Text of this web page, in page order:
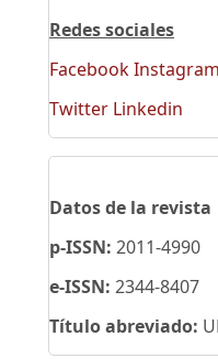
Redes sociales
FacebookInstagram
Twitter Linkedin
Datos de la revista
p-ISSN: 2011-4990
e-ISSN: 2344-8407
Título abreviado: